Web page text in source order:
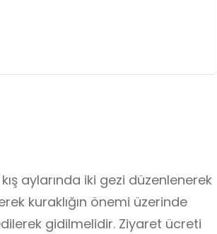
aylarında iki gezi düzenlenerek
kuraklığın önemi üzerinde
gidilmelidir. Ziyaret ücreti